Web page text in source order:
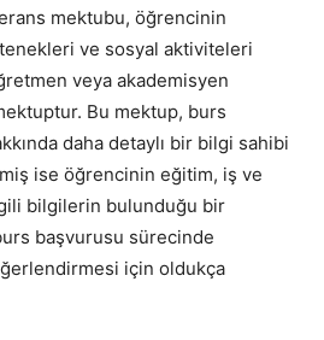
mektubu, öğrencinin
ve sosyal aktiviteleri
veya akademisyen
Bu mektup, burs
daha detaylı bir bilgi sahibi
ise öğrencinin eğitim, iş ve
bilgilerin bulunduğu bir
başvurusu sürecinde
için oldukça